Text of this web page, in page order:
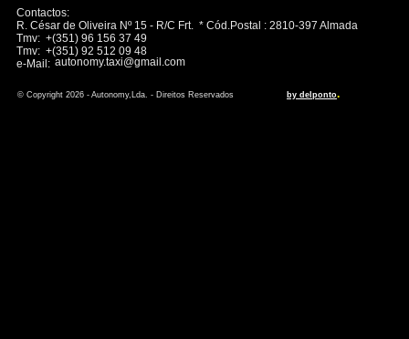
Contactos:
R. César de Oliveira Nº 15 - R/C Frt. * Cód.Postal : 2810-397 Almada
Tmv: +(351) 96 156 37 49
Tmv: +(351) 92 512 09 48
e-Mail:
© Copyright 2026 - Autonomy,Lda. - Direitos Reservados by delponto.
autonomy.taxi@gmail.com